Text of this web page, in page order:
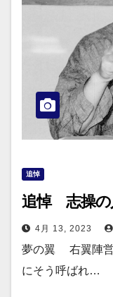
追悼
追悼 志操
4月 13, 2023
夢の翼 右翼陣営
にそう呼ばれ…